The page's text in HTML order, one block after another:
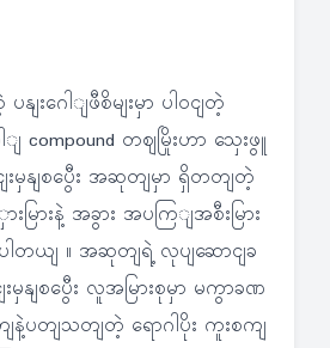
ျးဂေါျဖီစိမျးမှာ ပါဝငျတဲ့
ါျ compound တဈမြိုးဟာ သှေးဖွူ
မှနျစပွေီး အဆုတျမှာ ရှိတတျတဲ့
မြားနဲ့ အခွား အပကြျအစီးမြား
ပါတယျ ။ အဆုတျရဲ့ လုပျဆောငျခ
နျစပွေီး လူအမြားစုမှာ မကွာခဏ
တျသတျတဲ့ ရောဂါပိုး ကူးစကျ